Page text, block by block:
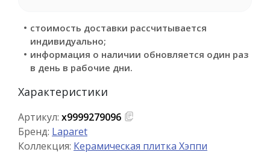
стоимость доставки рассчитывается
индивидуально;
информация о наличии обновляется один раз
в день в рабочие дни.
Характеристики
Артикул: х9999279096
Бренд: Laparet
Коллекция: Керамическая плитка Хэппи